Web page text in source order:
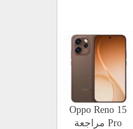
Oppo Reno 15
Pro مراجعة